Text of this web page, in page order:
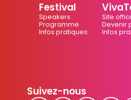
Festival
Speakers
Programme
Infos pratiques
Site
Devenir
Infos
Suivez-nous